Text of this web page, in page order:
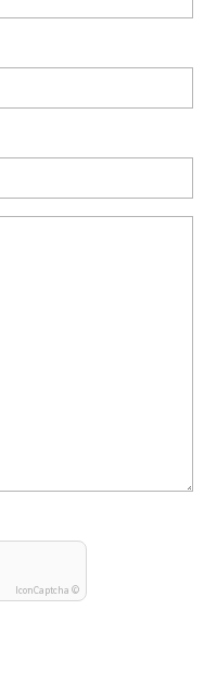
IconCaptcha ©